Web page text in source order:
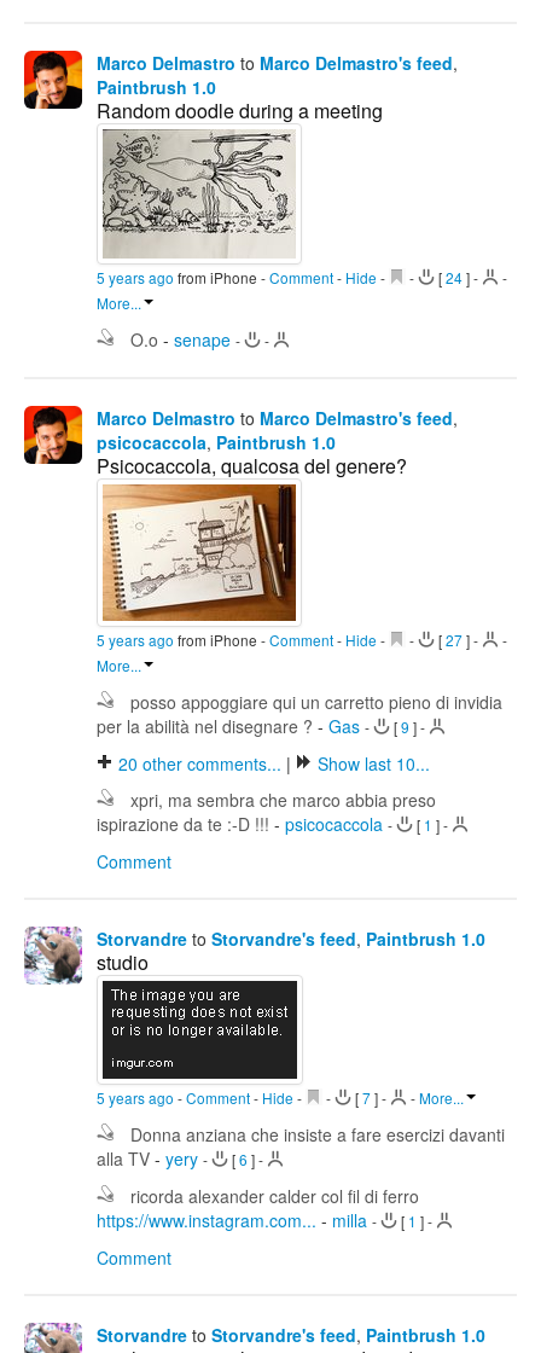
Marco Delmastro to Marco Delmastro's feed,
Paintbrush 1.0
Random doodle during a meeting
5 years ago from iPhone -Comment- Hide - - [24]-
-
More...
O.o - senape - -
Marco Delmastro to Marco Delmastro's feed,
psicocaccola, Paintbrush 1.0
Psicocaccola, qualcosa del genere?
5 years ago from iPhone -Comment- Hide - - [27]-
-
More...
posso appoggiare qui un carretto pieno di invidia
per la abilità nel disegnare ? - Gas - [9 ]-
20 other comments... |
Show last 10...
xpri, ma sembra che marco abbia preso
ispirazione da te :-D !!! - psicocaccola - [ 1 ]-
Comment
Storvandre to Storvandre's feed, Paintbrush 1.0
studio
5 years ago -Comment- Hide - - [7]- -More...
Donna anziana che insiste a fare esercizi davanti
alla TV - yery - [6 ]-
ricorda alexander calder col fil di ferro
https://www.instagram.com... - milla - [ 1 ]-
Comment
Storvandre to Storvandre's feed, Paintbrush 1.0